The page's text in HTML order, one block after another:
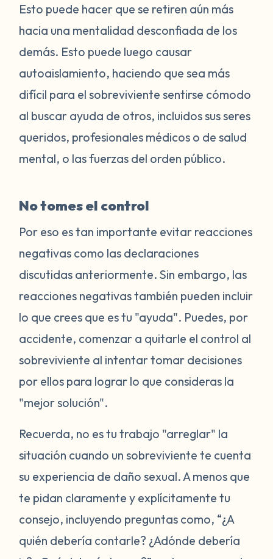
Esto puede hacer que se retiren aún más
hacia una mentalidad desconfiada de los
demás. Esto puede luego causar
autoaislamiento, haciendo que sea más
difícil para el sobreviviente sentirse cómodo
al buscar ayuda de otros, incluidos sus seres
queridos, profesionales médicos o de salud
mental, o las fuerzas del orden público.
No tomes el control
Por eso es tan importante evitar reacciones
negativas como las declaraciones
discutidas anteriormente. Sin embargo, las
reacciones negativas también pueden incluir
lo que crees que es tu "ayuda". Puedes, por
accidente, comenzar a quitarle el control al
sobreviviente al intentar tomar decisiones
por ellos para lograr lo que consideras la
"mejor solución".
Recuerda, no es tu trabajo "arreglar" la
situación cuando un sobreviviente te cuenta
su experiencia de daño sexual. A menos que
te pidan claramente y explícitamente tu
consejo, incluyendo preguntas como, “¿A
quién debería contarle? ¿Adónde debería